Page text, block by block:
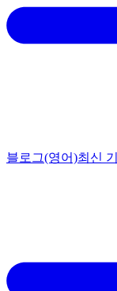
블로그(영어)최신